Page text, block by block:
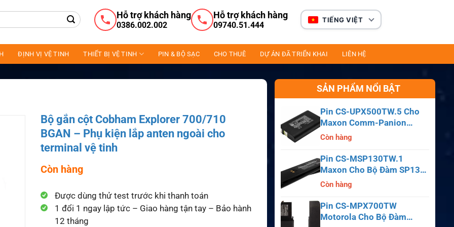
Hỗ trợ khách hàng
0386.002.002
Hỗ trợ khách hàng
09740.51.444
TIẾNG VIỆT
ĐỊNH VỊ VỆ TINH THIẾT BỊ VỆ TINH PIN & BỘ SẠC CHO THUÊ DỰ ÁN ĐÃ TRIỂN KHAI LIÊN HỆ
Bộ gắn cột Cobham Explorer 700/710
BGAN – Phụ kiện lắp anten ngoài cho
terminal vệ tinh
Còn hàng
Được dùng thử test trước khi thanh toán
1 đổi 1 ngay lập tức – Giao hàng tận tay – Bảo hành
12 tháng
SẢN PHẨM NỔI BẬT
Pin CS-UPX500TW.5 Cho
Maxon Comm-Panion
CP0150, CP0511, CP0515
Còn hàng
Pin CS-MSP130TW.1
Maxon Cho Bộ Đàm SP130,
SP140, SP150, SL55
Còn hàng
Pin CS-MPX700TW
Motorola Cho Bộ Đàm